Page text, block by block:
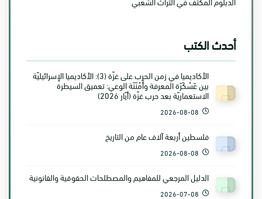
أحدث الكتب
الأكاديميا في زمن الحرب على غزّة (3): الأكاديميا الإسرائيليّة
بين عَسْكَرَة المعرفة وأَمْنَنَة الوعي: تعميق السيطرة
الاستعماريّة بعد حرب غزّة (أيّار 2026)
2026-08-08
فلسطين أربعة آلاف عام من التاريخ
2026-08-08
الدليل المرجعي للمفاهيم والمصطلحات الحقوقية والقانونية
2026-07-08